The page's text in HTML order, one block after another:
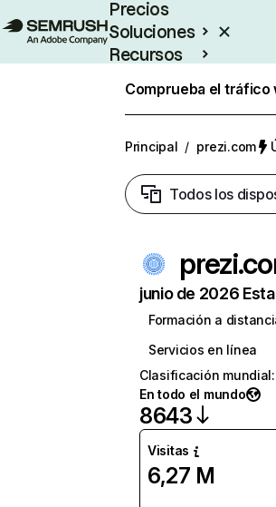
Precios
Soluciones
Recursos
Comprueba el tráfico
Principal / prezi.com
Todos los
junio de 2026
Formación a
Servicios en línea
Clasificación mundial:
En todo el mundo
8643
Visitas
6,27 M